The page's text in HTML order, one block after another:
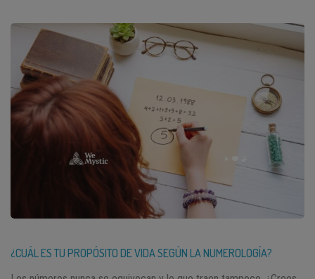
¿CUÁL ES TU PROPÓSITO DE VIDA SEGÚN LA NUMEROLOGÍA?